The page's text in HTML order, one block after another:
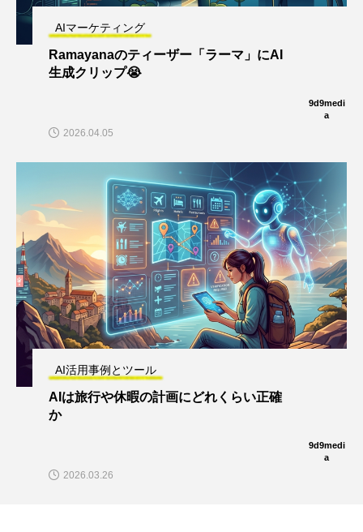
AIマーケティング
Ramayanaのティーザー「ラーマ」にAI
生成クリップ😭
9d9medi
a
2026.04.05
AI活用事例とツール
AIは旅行や休暇の計画にどれくらい正確
か
9d9medi
a
2026.03.26